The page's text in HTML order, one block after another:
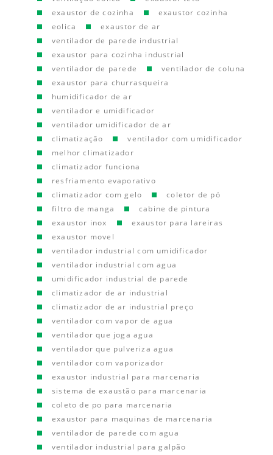
exaustor de cozinha
exaustor cozinha
eolica
exaustor de ar
ventilador de parede industrial
exaustor para cozinha industrial
ventilador de parede
ventilador de coluna
exaustor para churrasqueira
humidificador de ar
ventilador e umidificador
ventilador umidificador de ar
climatização
ventilador com umidificador
melhor climatizador
climatizador funciona
resfriamento evaporativo
climatizador com gelo
coletor de pó
filtro de manga
cabine de pintura
exaustor inox
exaustor para lareiras
exaustor movel
ventilador industrial com umidificador
ventilador industrial com agua
umidificador industrial de parede
climatizador de ar industrial
climatizador de ar industrial preço
ventilador com vapor de agua
ventilador que joga agua
ventilador que pulveriza agua
ventilador com vaporizador
exaustor industrial para marcenaria
sistema de exaustão para marcenaria
coleto de po para marcenaria
exaustor para maquinas de marcenaria
ventilador de parede com agua
ventilador industrial para galpão